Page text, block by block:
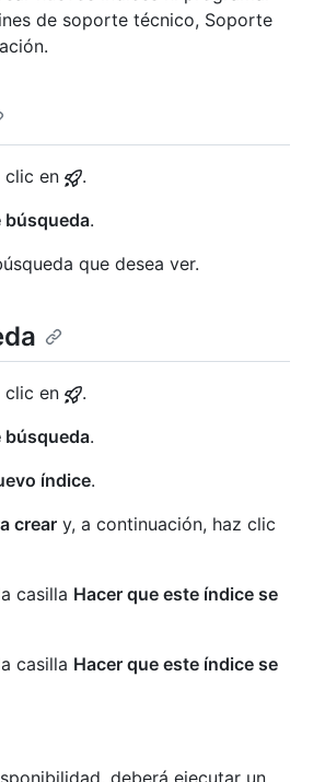
de soporte técnico, Soporte
clic en
.
búsqueda.
que desea ver.
clic en
.
búsqueda.
índice.
crear y, a continuación, haz clic
casilla Hacer que este índice se
casilla Hacer que este índice se
deberá ejecutar un